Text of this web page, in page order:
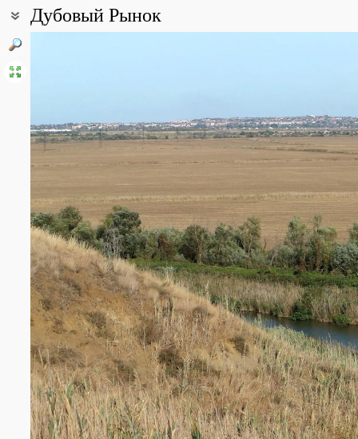
Дубовый Рынок
Ахтанизовским (на севере) и Старотитаровским (на юге)
реки Кубань - Казачьим ериком.
Дубовый Рынок - это грязевой вулкан, находящийся в
выделяется над плоской низменной долиной реки Кубань и
полуострова брахиантиклинальный холм с пологими
поперечнике достигает примерно 1,5 км. Сложен глинами,
части склонов отлагаются продукты плоскостного смыва -
Тип ландшафта: равнинно-холмистый грязевулканический с
ксеромезофильными деревьями и кустарниками на
Уникальность холма - его дубовый лес, столь необычный для
что лес на Дубовом Рынке - это северо-западный форпост
полуостров в бореальный период голоцена. С другой
представленных на Тамани в доагрикультурный период,
деятельностью человека, и возраст тогда восходит к одному из
Смешанный дубовый лес холма сочетается со злаковой
разнотравно-злаковые, злаково-солонцеватые и полынно-
на полянах отмечены типчаково-кермековые (Limonium
однолетним (Xeranthemum annuum), тимофеевкой (Phleum
зверобоем продырявленным (Hypericum perforatum),
подмаренником настоящим (Galium verum), дубровником
(Thalictrum minus), кольраушией побегоносной (Kohlrauschia
ясенцом (Dictamnus caucasica), тимелеей обыкновенной
Восточный склон холма безлесный. На нем развита злаково-
Artemisia campestris, Kochia prostrata. Склон южной экспозиции
salsugineum. На западном склоне развиты пырейные ценозы
Petrosimonia oppositifolia, Polycnemum arvense, кермеков.